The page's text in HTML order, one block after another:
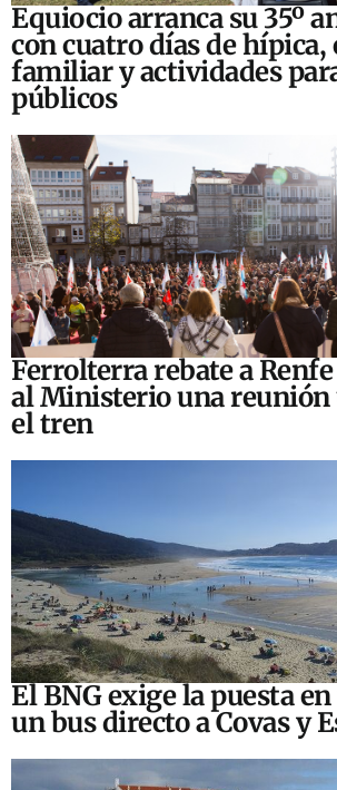
Equiocio arranca su 35º
con cuatro días de hípica,
familiar y actividades
públicos
Ferrolterra rebate a
al Ministerio una reunión
el tren
El BNG exige la puesta
un bus directo a Covas y